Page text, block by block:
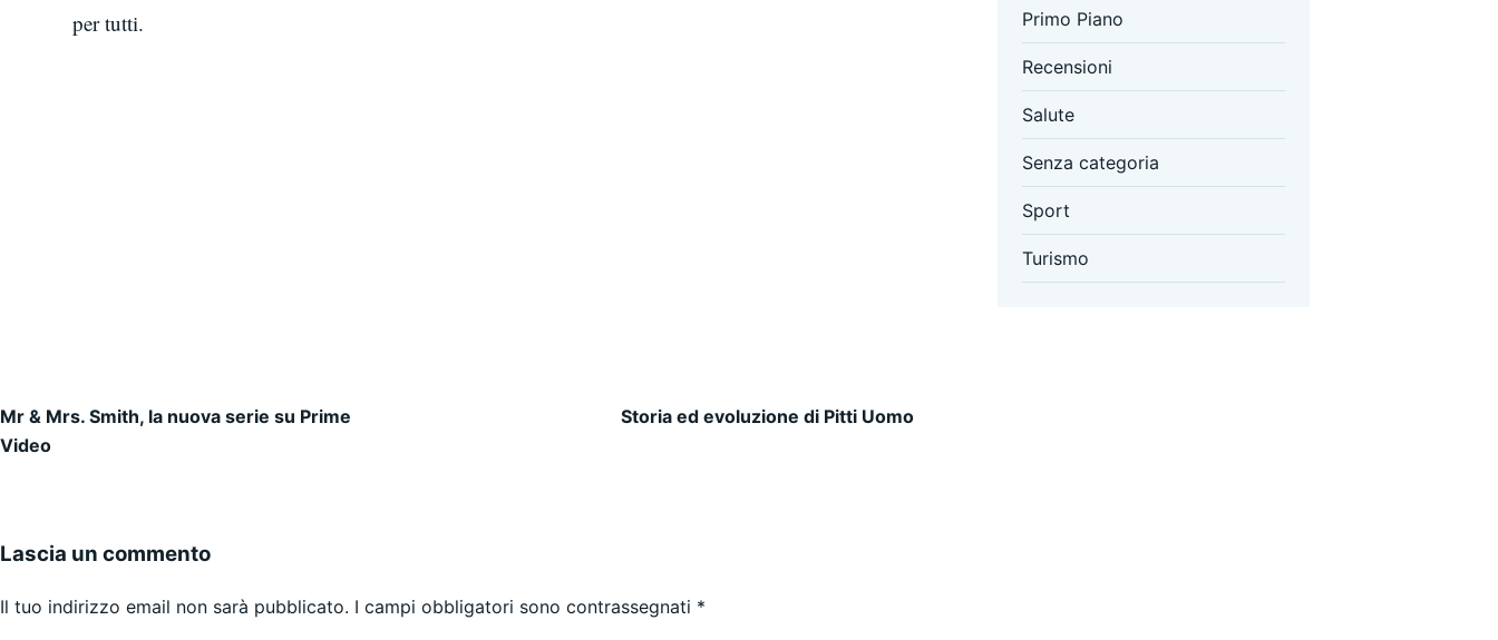
per tutti.
Primo Piano
Recensioni
Salute
Senza categoria
Sport
Turismo
Navigazione articoli
Mr & Mrs. Smith, la nuova serie su Prime
Video
Storia ed evoluzione di Pitti Uomo
Lascia un commento
Il tuo indirizzo email non sarà pubblicato. I campi obbligatori sono contrassegnati *